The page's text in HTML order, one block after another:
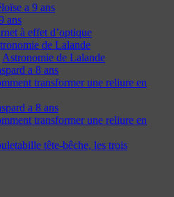
a 9 ans
ans
à effet d’optique
de Lalande
Astronomie de Lalande
a 8 ans
transformer une reliure en
a 8 ans
transformer une reliure en
tête-bêche, les trois